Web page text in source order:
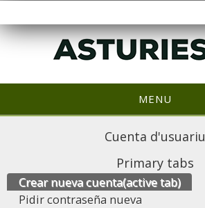
MENU
Cuenta d'usuariu
Primary tabs
Crear nueva cuenta(active tab)
Pidir contraseña nueva